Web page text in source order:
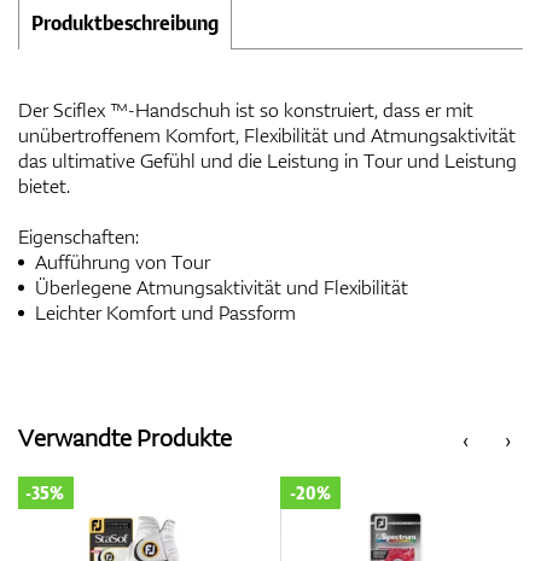
Produktbeschreibung
Der Sciflex ™-Handschuh ist so konstruiert, dass er mit
unübertroffenem Komfort, Flexibilität und Atmungsaktivität
das ultimative Gefühl und die Leistung in Tour und Leistung
bietet.
Eigenschaften:
Aufführung von Tour
Überlegene Atmungsaktivität und Flexibilität
Leichter Komfort und Passform
‹
Verwandte Produkte ›
-35% -20%